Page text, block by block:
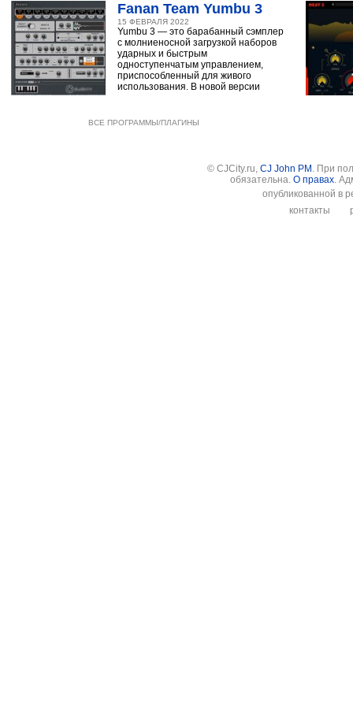
Fanan Team Yumbu 3
15 ФЕВРАЛЯ 2022
Yumbu 3 — это барабанный сэмплер
с молниеносной загрузкой наборов
ударных и быстрым
одноступенчатым управлением,
приспособленный для живого
использования. В новой версии
ВСЕ ПРОГРАММЫ/ПЛАГИНЫ
© CJCity.ru, CJ John PM . При
обязательна. О правах.
опубликованной в
контакты